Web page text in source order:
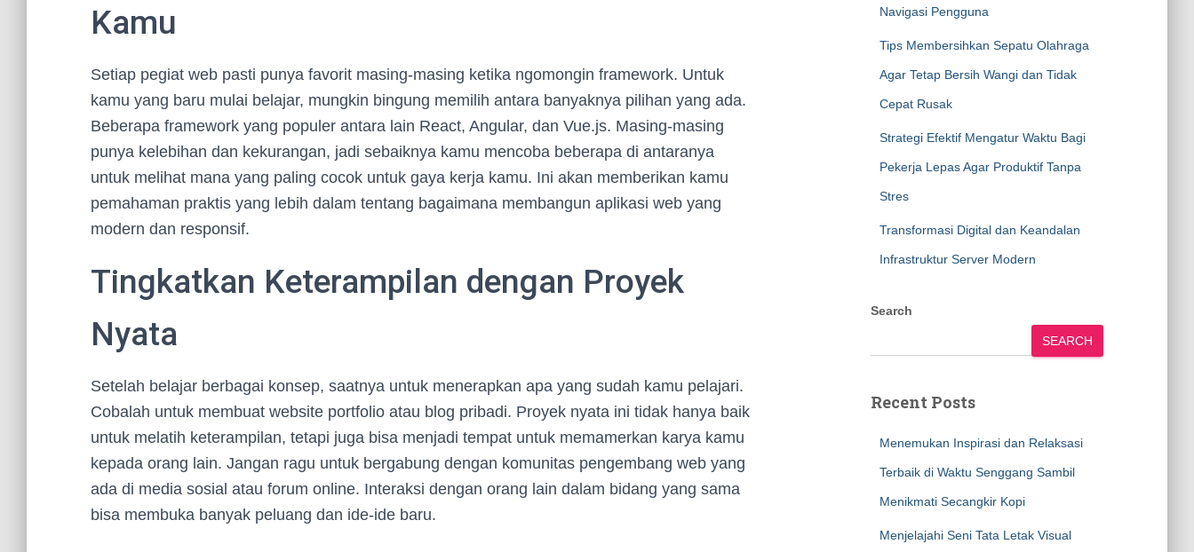
Kamu
Setiap pegiat web pasti punya favorit masing-masing ketika ngomongin framework. Untuk
kamu yang baru mulai belajar, mungkin bingung memilih antara banyaknya pilihan yang ada.
Beberapa framework yang populer antara lain React, Angular, dan Vue.js. Masing-masing
punya kelebihan dan kekurangan, jadi sebaiknya kamu mencoba beberapa di antaranya
untuk melihat mana yang paling cocok untuk gaya kerja kamu. Ini akan memberikan kamu
pemahaman praktis yang lebih dalam tentang bagaimana membangun aplikasi web yang
modern dan responsif.
Tingkatkan Keterampilan dengan Proyek
Nyata
Setelah belajar berbagai konsep, saatnya untuk menerapkan apa yang sudah kamu pelajari.
Cobalah untuk membuat website portfolio atau blog pribadi. Proyek nyata ini tidak hanya baik
untuk melatih keterampilan, tetapi juga bisa menjadi tempat untuk memamerkan karya kamu
kepada orang lain. Jangan ragu untuk bergabung dengan komunitas pengembang web yang
ada di media sosial atau forum online. Interaksi dengan orang lain dalam bidang yang sama
bisa membuka banyak peluang dan ide-ide baru.
Navigasi Pengguna
Tips Membersihkan Sepatu Olahraga
Agar Tetap Bersih Wangi dan Tidak
Cepat Rusak
Strategi Efektif Mengatur Waktu Bagi
Pekerja Lepas Agar Produktif Tanpa
Stres
Transformasi Digital dan Keandalan
Infrastruktur Server Modern
Search
SEARCH
Recent Posts
Menemukan Inspirasi dan Relaksasi
Terbaik di Waktu Senggang Sambil
Menikmati Secangkir Kopi
Menjelajahi Seni Tata Letak Visual